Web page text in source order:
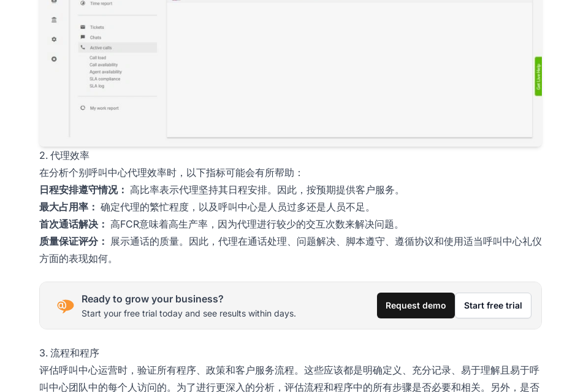
2. 代理效率
在分析个别呼叫中心代理效率时，以下指标可能会有所帮助：
日程安排遵守情况： 高比率表示代理坚持其日程安排。因此，按预期提供客户服务。
最大占用率： 确定代理的繁忙程度，以及呼叫中心是人员过多还是人员不足。
首次通话解决： 高FCR意味着高生产率，因为代理进行较少的交互次数来解决问题。
质量保证评分： 展示通话的质量。因此，代理在通话处理、问题解决、脚本遵守、遵循协议和使用适当呼叫中心礼仪
方面的表现如何。
Ready to grow your business?
Start your free trial today and see results within days.
Request demo Start free trial
3. 流程和程序
评估呼叫中心运营时，验证所有程序、政策和客户服务流程。这些应该都是明确定义、充分记录、易于理解且易于呼
叫中心团队中的每个人访问的。为了进行更深入的分析，评估流程和程序中的所有步骤是否必要和相关。另外，是否